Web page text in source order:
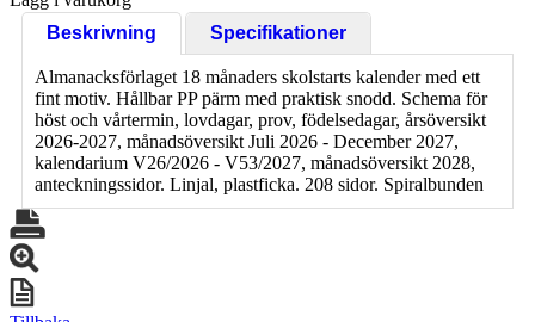
Beskrivning
Specifikationer
Almanacksförlaget 18 månaders skolstarts kalender med ett
fint motiv. Hållbar PP pärm med praktisk snodd. Schema för
höst och vårtermin, lovdagar, prov, födelsedagar, årsöversikt
2026-2027, månadsöversikt Juli 2026 - December 2027,
kalendarium V26/2026 - V53/2027, månadsöversikt 2028,
anteckningssidor. Linjal, plastficka. 208 sidor. Spiralbunden